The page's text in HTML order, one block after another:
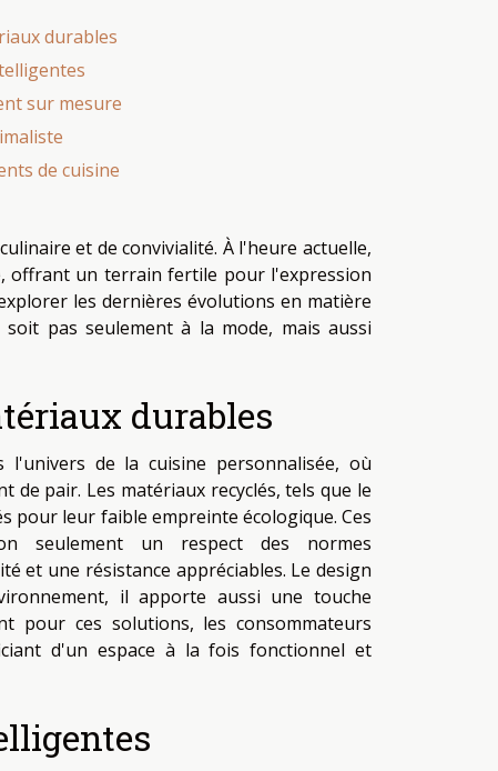
durables
sur mesure
de cuisine
et de convivialité. À l'heure actuelle,
offrant un terrain fertile pour l'expression
les dernières évolutions en matière
pas seulement à la mode, mais aussi
durables
l'univers de la cuisine personnalisée, où
pair. Les matériaux recyclés, tels que le
pour leur faible empreinte écologique. Ces
seulement un respect des normes
et une résistance appréciables. Le design
il apporte aussi une touche
pour ces solutions, les consommateurs
d'un espace à la fois fonctionnel et